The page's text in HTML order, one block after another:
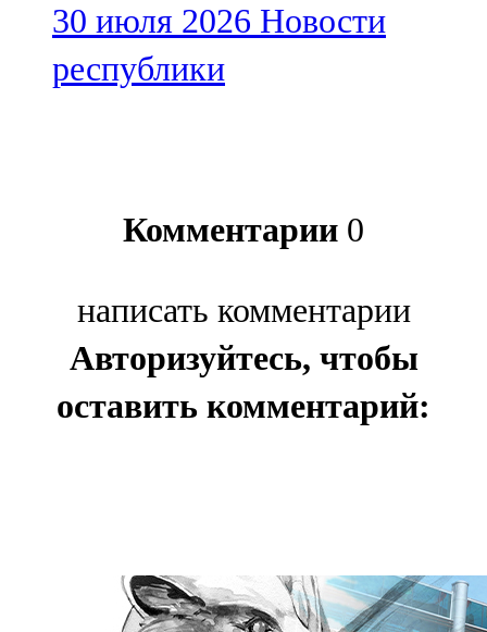
30 июля 2026 Новости
республики
Комментарии 0
написать комментарии
Авторизуйтесь, чтобы
оставить комментарий: